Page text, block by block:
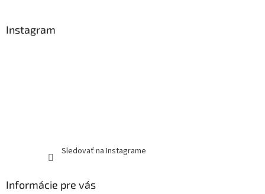
Instagram
Sledovať na Instagrame
Informácie pre vás